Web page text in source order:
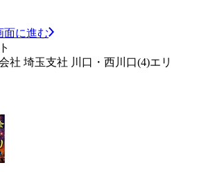
面に進む
社 埼玉支社 川口・西川口(4)エリ